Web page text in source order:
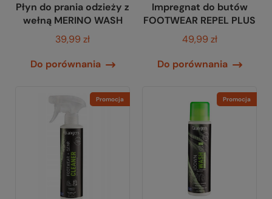
Płyn do prania odzieży z
wełną MERINO WASH
39,99 zł
Do porównania
Impregnat do butów
FOOTWEAR REPEL PLUS
49,99 zł
Do porównania
Promocja Promocja